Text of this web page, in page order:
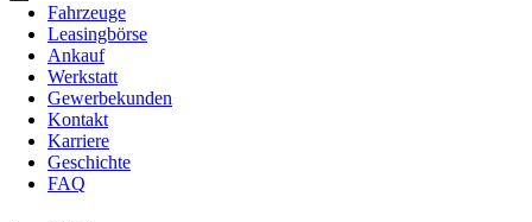
Fahrzeuge
Leasingbörse
Ankauf
Werkstatt
Gewerbekunden
Kontakt
Karriere
Geschichte
FAQ